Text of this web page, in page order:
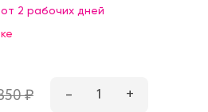
от 2 рабочих дней
₷ – 1 +